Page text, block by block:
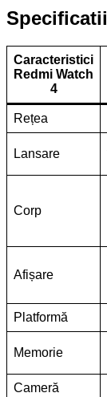
Caracteristici
Redmi Watch
4
Rețea
Lansare
Corp
Afișare
Platformă
Memorie
Cameră